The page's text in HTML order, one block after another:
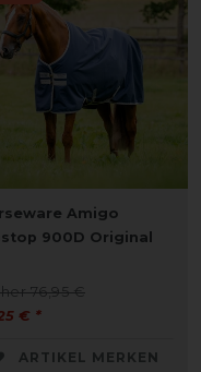
Amigo
900D Original
76,95 €
€ *
ARTIKEL MERKEN